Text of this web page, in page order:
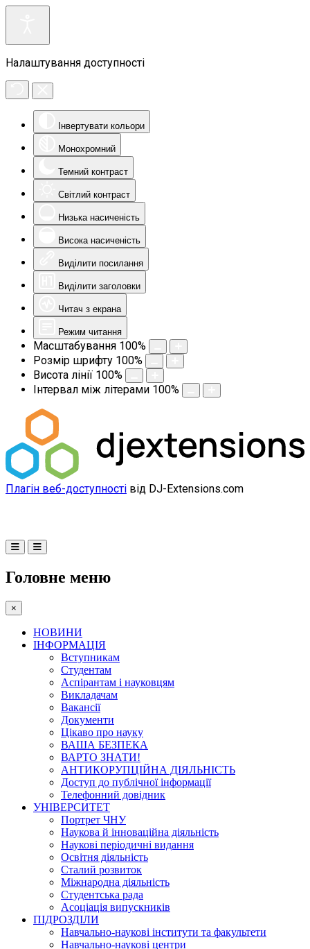
Налаштування доступності
Інвертувати кольори
Монохромний
Темний контраст
Світлий контраст
Низька насиченість
Висока насиченість
Виділити посилання
Виділити заголовки
Читач з екрана
Режим читання
Масштабування 100%
Розмір шрифту 100%
Висота лінії 100%
Інтервал між літерами 100%
Плагін веб-доступності від DJ-Extensions.com
Головне меню
×
НОВИНИ
ІНФОРМАЦІЯ
Вступникам
Студентам
Аспірантам і науковцям
Викладачам
Вакансії
Документи
Цікаво про науку
ВАША БЕЗПЕКА
ВАРТО ЗНАТИ!
АНТИКОРУПЦІЙНА ДІЯЛЬНІСТЬ
Доступ до публічної інформації
Телефонний довідник
УНІВЕРСИТЕТ
Портрет ЧНУ
Наукова й інноваційна діяльність
Наукові періодичні видання
Освітня діяльність
Сталий розвиток
Міжнародна діяльність
Студентська рада
Асоціація випускників
ПІДРОЗДІЛИ
Навчально-наукові інститути та факультети
Навчально-наукові центри